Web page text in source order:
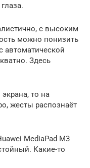
с высоким
можно понизить
автоматической
Здесь
то на
жесты распознаёт
MediaPad M3
Какие-то